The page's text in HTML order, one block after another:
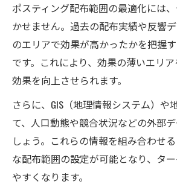
ポスティング配布範囲の最適化には
かせません。過去の配布実績や反響
のエリアで効果が高かったかを把握
です。これにより、効果の薄いエリ
効果を向上させられます。
さらに、GIS（地理情報システム）や
て、人口動態や競合状況などの外部
しょう。これらの情報を組み合わせ
な配布範囲の設定が可能となり、タ
やすくなります。